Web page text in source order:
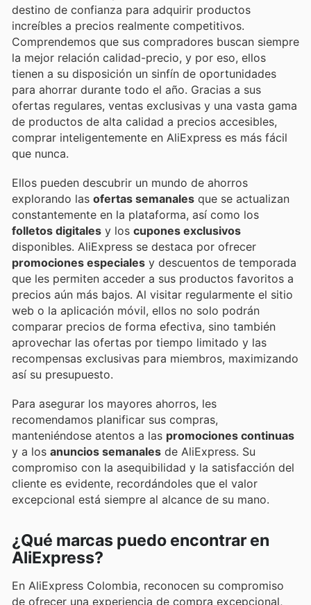
destino de confianza para adquirir productos
increíbles a precios realmente competitivos.
Comprendemos que sus compradores buscan siempre
la mejor relación calidad-precio, y por eso, ellos
tienen a su disposición un sinfín de oportunidades
para ahorrar durante todo el año. Gracias a sus
ofertas regulares, ventas exclusivas y una vasta gama
de productos de alta calidad a precios accesibles,
comprar inteligentemente en AliExpress es más fácil
que nunca.
Ellos pueden descubrir un mundo de ahorros
explorando las ofertas semanales que se actualizan
constantemente en la plataforma, así como los
folletos digitales y los cupones exclusivos
disponibles. AliExpress se destaca por ofrecer
promociones especiales y descuentos de temporada
que les permiten acceder a sus productos favoritos a
precios aún más bajos. Al visitar regularmente el sitio
web o la aplicación móvil, ellos no solo podrán
comparar precios de forma efectiva, sino también
aprovechar las ofertas por tiempo limitado y las
recompensas exclusivas para miembros, maximizando
así su presupuesto.
Para asegurar los mayores ahorros, les
recomendamos planificar sus compras,
manteniéndose atentos a las promociones continuas
y a los anuncios semanales de AliExpress. Su
compromiso con la asequibilidad y la satisfacción del
cliente es evidente, recordándoles que el valor
excepcional está siempre al alcance de su mano.
¿Qué marcas puedo encontrar en
AliExpress?
En AliExpress Colombia, reconocen su compromiso
de ofrecer una experiencia de compra excepcional,